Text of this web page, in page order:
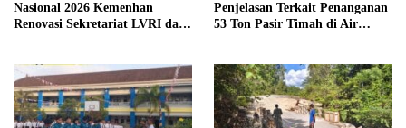
Nasional 2026 Kemenhan
Renovasi Sekretariat LVRI dan
Penjelasan Terkait Penanganan
53 Ton Pasir Timah di Air